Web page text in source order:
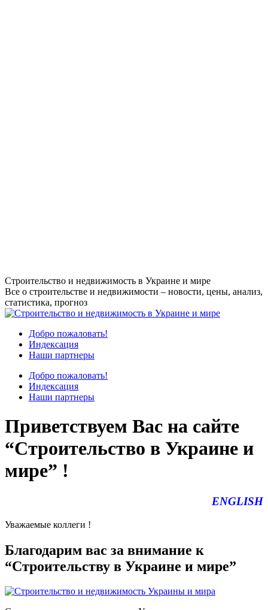
Перейти
к
содержанию
Строительство и недвижимость в Украине и мире
Все о строительстве и недвижимости – новости, цены, анализ,
статистика, прогноз
Добро пожаловать!
Индексация
Наши партнеры
Добро пожаловать!
Индексация
Наши партнеры
Приветствуем Вас на сайте
“Строительство в Украине и
мире” !
ENGLISH
Уважаемые коллеги !
Благодарим вас за внимание к
“Строительству в Украине и мире”